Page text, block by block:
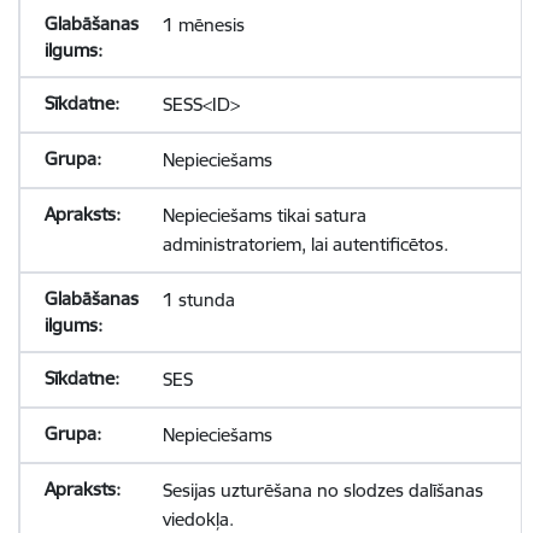
1 mēnesis
SESS<ID>
Nepieciešams
Nepieciešams tikai satura
administratoriem, lai autentificētos.
1 stunda
SES
Nepieciešams
Sesijas uzturēšana no slodzes dalīšanas
viedokļa.